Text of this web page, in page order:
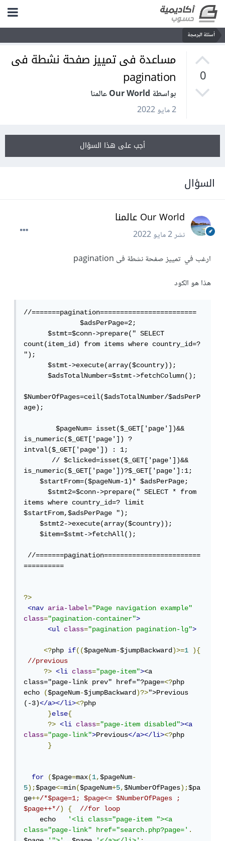
أسئلة البرمجة
0
مساعدة فى تمييز صفحة نشطة فى
pagination
بواسطة Our World عالمنا
2 مايو 2022
أجب على هذا السؤال
السؤال
Our World عالمنا
نشر2 مايو 2022
ارغب في تمييز صفحة نشطة فى pagination
هذا هو الكود
//=======pagination========================
$adsPerPage=2;
$stmt=$conn->prepare(" SELECT
count(item_id) from items where country_id=?
");
$stmt->execute(array($country));
$adsTotalNumber=$stmt->fetchColumn();
$NumberOfPages=ceil($adsTotalNumber/$adsPerP
age);
$pageNum= isset($_GET['page'])&&
is_numeric($_GET['page']) ?
intval($_GET['page']) : 1;
// $clicked=isset($_GET['page'])&&
is_numeric($_GET['page'])?$_GET['page']:1;
$startFrom=($pageNum-1)* $adsPerPage;
$stmt2=$conn->prepare(" SELECT * from
items where country_id=? limit
$startFrom,$adsPerPage ");
$stmt2->execute(array($country));
$item=$stmt->fetchAll();
//=======pagination========================
==========
?>
<nav
aria-label="Page navigation example"
class="pagination-container">
<ul
class="pagination pagination-lg">
<?php if(($pageNum-$jumpBackward)>=1
){
//previous
?>
<li class="page-item"><a
class="page-link prev" href="?page=<?php
echo ($pageNum-$jumpBackward)?>">Previous
(-3)</a></li><?php
}else{
?>
<li class="page-item disabled"><a
class="page-link">Previous</a></li><?php
}
for ($page=max(1,$pageNum-
5);$page<=min($pageNum+5,$NumberOfPages);$pa
ge++/*$page=1; $page<= $NumberOfPages ;
$page++*/) {
//for loop
echo '<li class="page-item "><a
class="page-link" href="search.php?page='.